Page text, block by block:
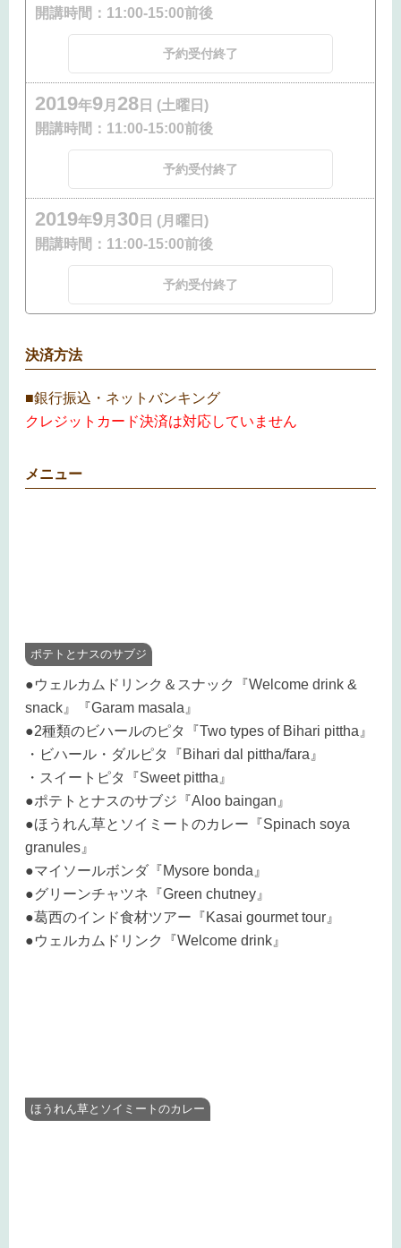
開講時間： 11:00-15:00前後
予約受付終了
2019年9月 28 日 (土曜日)
開講時間： 11:00-15:00前後
予約受付終了
2019年9月 30 日 (月曜日)
開講時間： 11:00-15:00前後
予約受付終了
決済方法
■銀行振込・ネットバンキング
クレジットカード決済は対応していません
メニュー
ポテトとナスのサブジ
●ウェルカムドリンク＆スナック『Welcome drink &
snack』『Garam masala』
●2種類のビハールのピタ『Two types of Bihari pittha』
・ビハール・ダルピタ『Bihari dal pittha/fara』
・スイートピタ『Sweet pittha』
●ポテトとナスのサブジ『Aloo baingan』
●ほうれん草とソイミートのカレー『Spinach soya
granules』
●マイソールボンダ『Mysore bonda』
●グリーンチャツネ『Green chutney』
●葛西のインド食材ツアー『Kasai gourmet tour』
●ウェルカムドリンク『Welcome drink』
ほうれん草とソイミートのカレー